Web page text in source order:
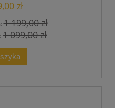
zł
1 199,00 zł
1 099,00 zł